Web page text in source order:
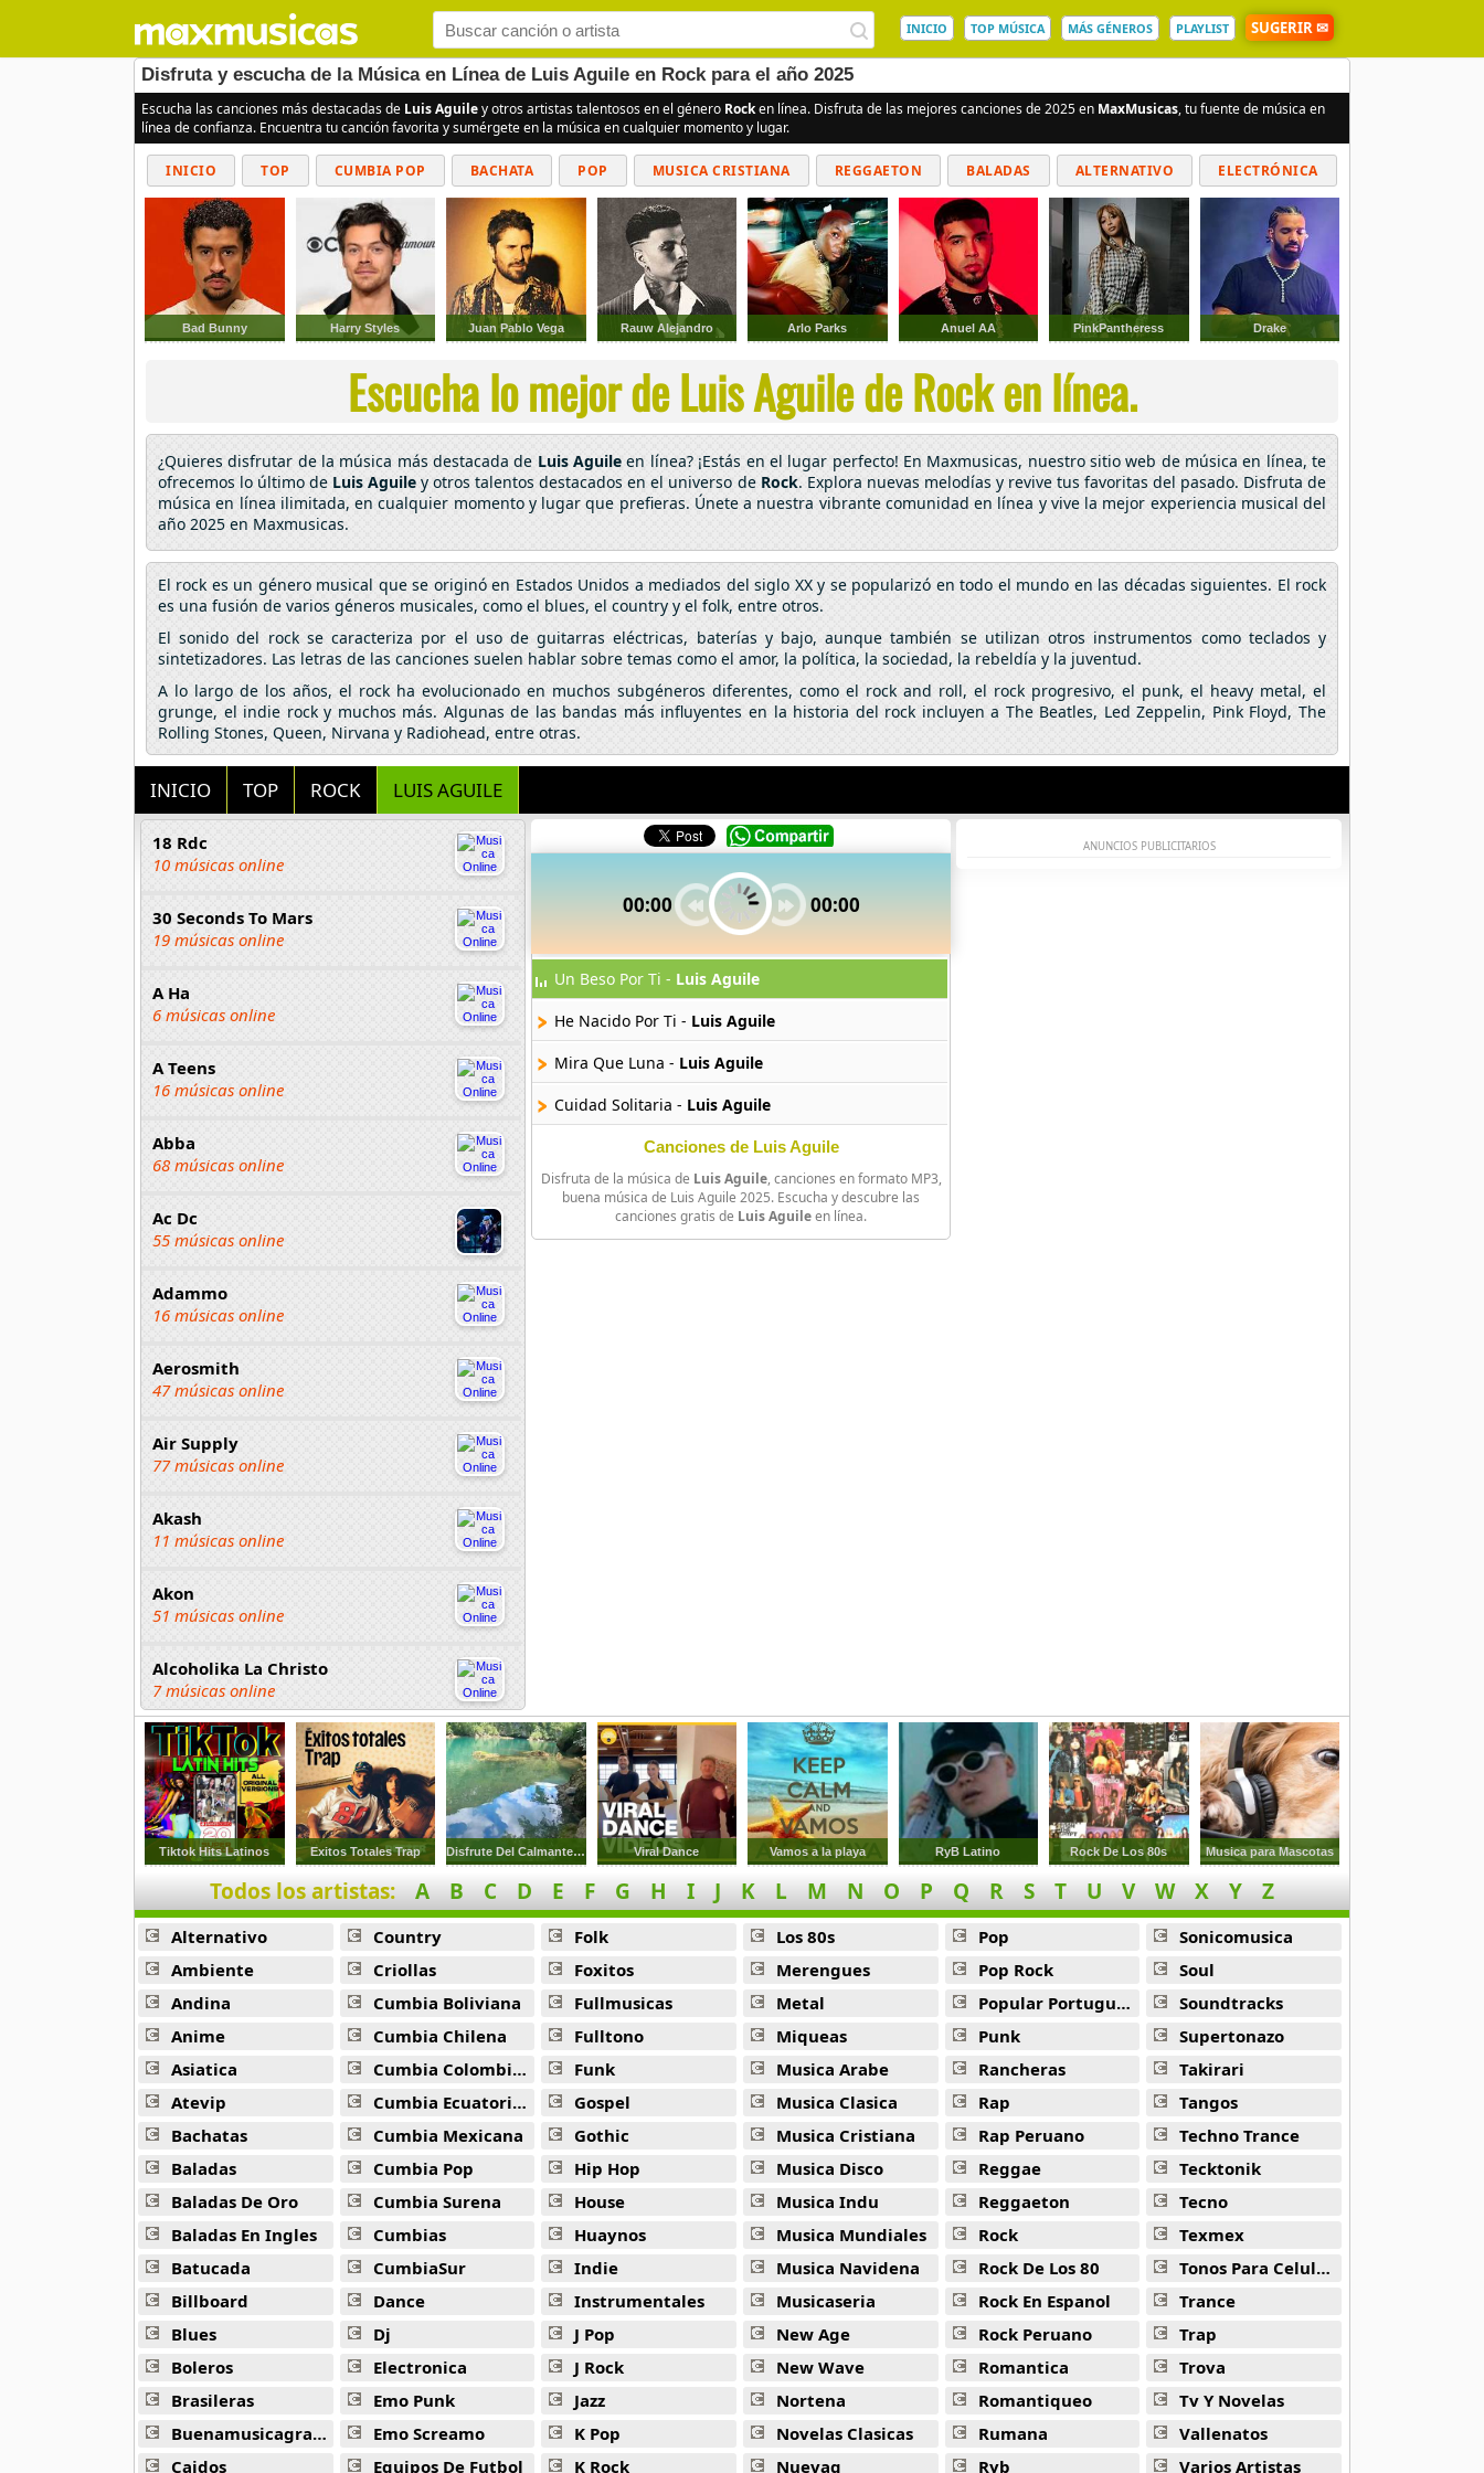
INICIO TOP MÚSICA MÁS GÉNEROS PLAYLIST SUGERIR ✉
Disfruta y escucha de la Música en Línea de Luis Aguile en Rock para el año 2025
Escucha las canciones más destacadas de Luis Aguiley otros artistas talentosos en el género Rocken línea. Disfruta de las mejores canciones de 2025 en MaxMusicas, tu fuente de música en
línea de confianza. Encuentra tu canción favorita y sumérgete en la música en cualquier momento y lugar.
INICIO TOP CUMBIA POP BACHATA POP MUSICA CRISTIANA REGGAETON BALADAS ALTERNATIVO ELECTRÓNICA
CUMBIAS
Bad Bunny Harry Styles Juan Pablo Vega Rauw Alejandro Arlo Parks Anuel AA PinkPantheress Drake
Escucha lo mejor de Luis Aguile de Rock en línea.
¿Quieres disfrutar de la música más destacada de Luis Aguile en línea? ¡Estás en el lugar perfecto! En Maxmusicas, nuestro sitio web de música en línea, te
ofrecemos lo último de Luis Aguile y otros talentos destacados en el universo de Rock. Explora nuevas melodías y revive tus favoritas del pasado. Disfruta de
música en línea ilimitada, en cualquier momento y lugar que prefieras. Únete a nuestra vibrante comunidad en línea y vive la mejor experiencia musical del
año 2025 en Maxmusicas.
El rock es un género musical que se originó en Estados Unidos a mediados del siglo XX y se popularizó en todo el mundo en las décadas siguientes. El rock
es una fusión de varios géneros musicales, como el blues, el country y el folk, entre otros.
El sonido del rock se caracteriza por el uso de guitarras eléctricas, baterías y bajo, aunque también se utilizan otros instrumentos como teclados y
sintetizadores. Las letras de las canciones suelen hablar sobre temas como el amor, la política, la sociedad, la rebeldía y la juventud.
A lo largo de los años, el rock ha evolucionado en muchos subgéneros diferentes, como el rock and roll, el rock progresivo, el punk, el heavy metal, el
grunge, el indie rock y muchos más. Algunas de las bandas más influyentes en la historia del rock incluyen a The Beatles, Led Zeppelin, Pink Floyd, The
Rolling Stones, Queen, Nirvana y Radiohead, entre otras.
INICIO TOP ROCK LUIS AGUILE
18 Rdc
10 músicas online
30 Seconds To Mars
19 músicas online
A Ha
6 músicas online
A Teens
16 músicas online
Abba
68 músicas online
Ac Dc
55 músicas online
Adammo
16 músicas online
Aerosmith
47 músicas online
Air Supply
77 músicas online
Akash
11 músicas online
Akon
51 músicas online
Alcoholika La Christo
7 músicas online
Atajo
22 músicas online
Banane Metalik
26 músicas online
Barry Manilow
16 músicas online
Beady Eye
16 músicas online
Bee Gees
29 músicas online
Ben Harper
11 músicas online
Billboard
163 músicas online
Black Guayaba
25 músicas online
Black Sabbath
110 músicas online
10 músicas online
00:00 00:00
Un Beso Por Ti - Luis Aguile
He Nacido Por Ti - Luis Aguile
Mira Que Luna - Luis Aguile
Cuidad Solitaria - Luis Aguile
Canciones de Luis Aguile
Disfruta de la música de Luis Aguile, canciones en formato MP3,
buena música de Luis Aguile 2025. Escucha y descubre las
canciones gratis de Luis Aguileen línea.
ANUNCIOS PUBLICITARIOS
Tiktok Hits Latinos Exitos Totales Trap Disfrute Del Calmante Rio Natural Viral Dance Vamos a la playa RyB Latino Rock De Los 80s Musica para Mascotas
Todos los artistas: A B C D E F G H I J K L M N O P Q R S T U V W X Y Z
Alternativo
Ambiente
Andina
Anime
Asiatica
Atevip
Bachatas
Baladas
Baladas De Oro
Baladas En Ingles
Batucada
Billboard
Blues
Boleros
Brasileras
Buenamusicagratis
Caidos
Country
Criollas
Cumbia Boliviana
Cumbia Chilena
Cumbia Colombiana
Cumbia Ecuatoriana
Cumbia Mexicana
Cumbia Pop
Cumbia Surena
Cumbias
CumbiaSur
Dance
Dj
Electronica
Emo Punk
Emo Screamo
Equipos De Futbol
Folk
Foxitos
Fullmusicas
Fulltono
Funk
Gospel
Gothic
Hip Hop
House
Huaynos
Indie
Instrumentales
J Pop
J Rock
Jazz
K Pop
K Rock
Los 80s
Merengues
Metal
Miqueas
Musica Arabe
Musica Clasica
Musica Cristiana
Musica Disco
Musica Indu
Musica Mundiales
Musica Navidena
Musicaseria
New Age
New Wave
Nortena
Novelas Clasicas
Nuevaq
Pop
Pop Rock
Popular Portuguesa
Punk
Rancheras
Rap
Rap Peruano
Reggae
Reggaeton
Rock
Rock De Los 80
Rock En Espanol
Rock Peruano
Romantica
Romantiqueo
Rumana
Ryb
Sonicomusica
Soul
Soundtracks
Supertonazo
Takirari
Tangos
Techno Trance
Tecktonik
Tecno
Texmex
Tonos Para Celulares
Trance
Trap
Trova
Tv Y Novelas
Vallenatos
Varios Artistas